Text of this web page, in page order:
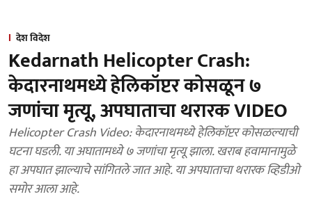
देश विदेश
Kedarnath Helicopter Crash:
केदारनाथमध्ये हेलिकॉप्टर कोसळून ७
जणांचा मृत्यू, अपघाताचा थरारक VIDEO
Helicopter Crash Video: केदारनाथमध्ये हेलिकॉप्टर कोसळल्याची
घटना घडली. या अघातामध्ये ७ जणांचा मृत्यू झाला. खराब हवामानामुळे
हा अपघात झाल्याचे सांगितले जात आहे. या अपघाताचा थरारक व्हिडीओ
समोर आला आहे.